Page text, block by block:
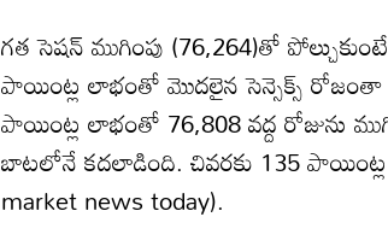
గత సెషన్ ముగింపు (76,264)తో
పాయింట్ల లాభంతో మొదలైన సెన్సెక్స్ రోజంతా
పాయింట్ల లాభంతో 76,808 వద్ద రోజును
బాటలోనే కదలాడింది. చివరకు 135 పాయింట్ల
market news today).